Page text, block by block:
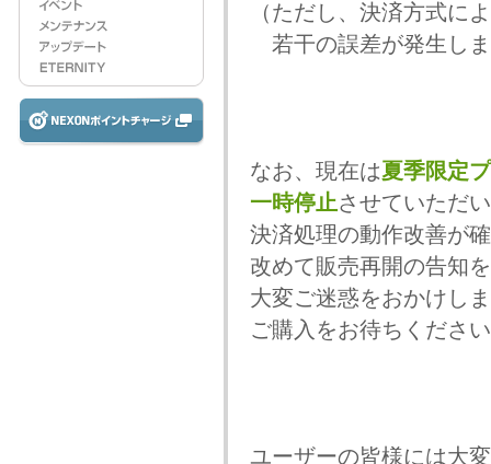
（ただし、決済方式に
若干の誤差が発生し
なお、現在は夏季限定
一時停止させていただ
決済処理の動作改善が
改めて販売再開の告知
大変ご迷惑をおかけし
ご購入をお待ちくださ
ユーザーの皆様には大